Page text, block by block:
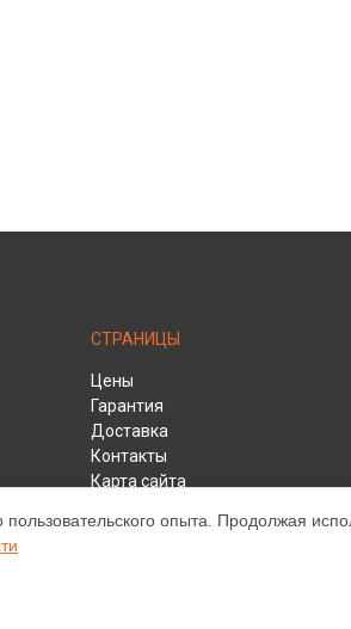
СТРАНИЦЫ
Цены
Гарантия
Доставка
Контакты
Карта сайта
опыта. Продолжая